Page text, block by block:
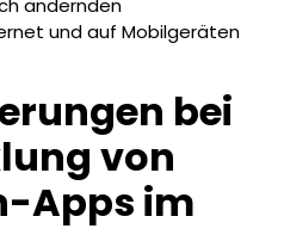
ändernden
und auf Mobilgeräten
bei
von
Apps im